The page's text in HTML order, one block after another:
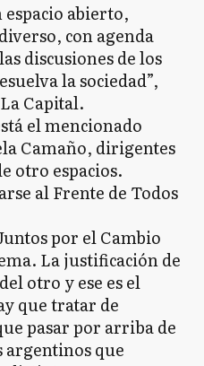
espacio abierto,
con agenda
discusiones de los
la sociedad”,
Capital.
el mencionado
Camaño, dirigentes
otro espacios.
al Frente de Todos
por el Cambio
La justificación de
otro y ese es el
que tratar de
pasar por arriba de
argentinos que